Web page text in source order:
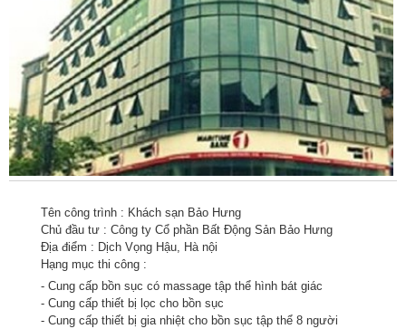
Tên công trình : Khách sạn Bảo Hưng
Chủ đầu tư : Công ty Cổ phần Bất Động Sản Bảo Hưng
Địa điểm : Dịch Vọng Hậu, Hà nội
Hạng mục thi công :
- Cung cấp bồn sục có massage tập thể hình bát giác
- Cung cấp thiết bị lọc cho bồn sục
- Cung cấp thiết bị gia nhiệt cho bồn sục tập thể 8 người